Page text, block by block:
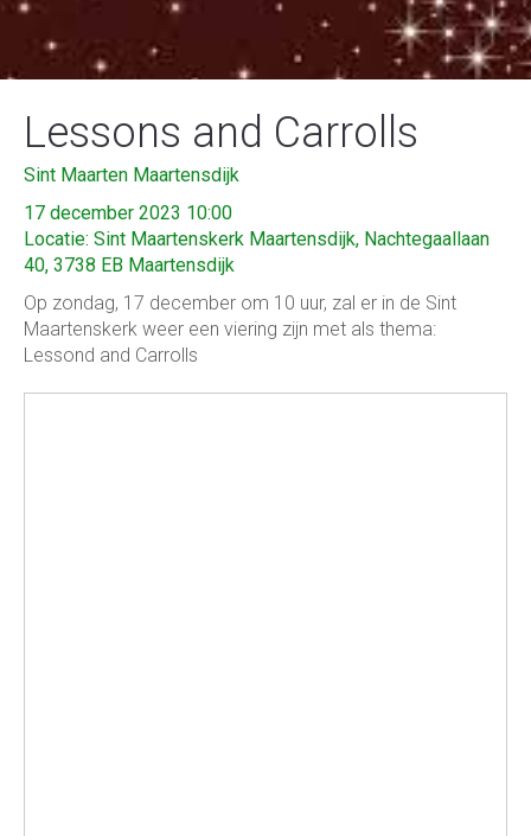
Lessons and Carrolls
Sint Maarten Maartensdijk
17 december 2023 10:00
Locatie: Sint Maartenskerk Maartensdijk, Nachtegaallaan
40, 3738 EB Maartensdijk
Op zondag, 17 december om 10 uur, zal er in de Sint
Maartenskerk weer een viering zijn met als thema:
Lessond and Carrolls